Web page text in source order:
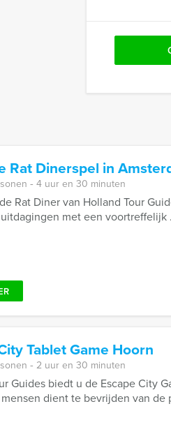
Rat Dinerspel in
‐ 4 uur en 30 minuten
Rat Diner van Holland Tour
met een voortreffelijk
Tablet Game Hoorn
‐ 2 uur en 30 minuten
Guides biedt u de Escape City
dient te bevrijden van de